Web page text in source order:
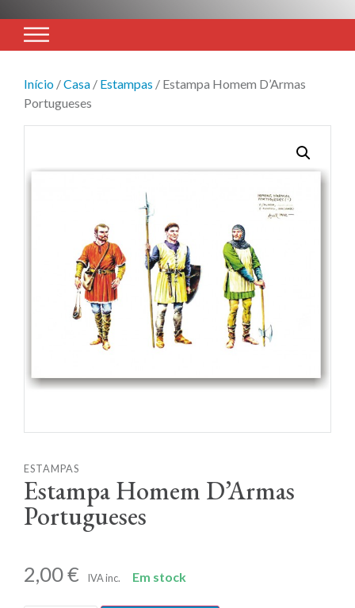
Início /Casa / Estampas / Estampa Homem D’Armas
Portugueses
ESTAMPAS
Estampa Homem D’Armas
Portugueses
2,00€ IVA inc. Em stock